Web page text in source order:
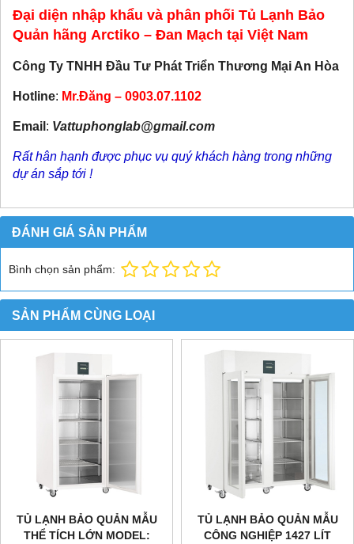
Đại diện nhập khẩu và phân phối Tủ Lạnh Bảo
Quản hãng Arctiko – Đan Mạch tại Việt Nam
Công Ty TNHH Đầu Tư Phát Triển Thương Mại An Hòa
Hotline: Mr.Đăng – 0903.07.1102
Email : Vattuphonglab@gmail.com
Rất hân hạnh được phục vụ quý khách hàng trong những
dự án sắp tới !
ĐÁNH GIÁ SẢN PHẨM
Bình chọn sản phẩm:
SẢN PHẨM CÙNG LOẠI
TỦ LẠNH BẢO QUẢN MẪU
THỂ TÍCH LỚN MODEL:
TỦ LẠNH BẢO QUẢN MẪU
CÔNG NGHIỆP 1427 LÍT